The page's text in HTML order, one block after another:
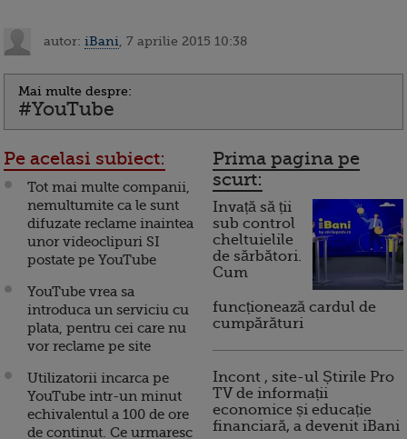
autor: iBani , 7 aprilie 2015 10:38
Mai multe despre:
#YouTube
Pe acelasi subiect:
Tot mai multe companii,
nemultumite ca le sunt
difuzate reclame inaintea
unor videoclipuri SI
postate pe YouTube
YouTube vrea sa
introduca un serviciu cu
plata, pentru cei care nu
vor reclame pe site
Utilizatorii incarca pe
YouTube intr-un minut
echivalentul a 100 de ore
de continut. Ce urmaresc
Prima pagina pe
scurt:
Invață să ții
sub control
cheltuielile
de sărbători.
Cum
funcționează cardul de
cumpărături
Incont , site-ul Știrile Pro
TV de informații
economice și educație
financiară, a devenit iBani